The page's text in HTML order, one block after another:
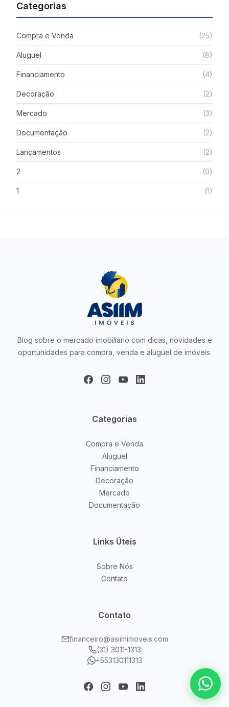
Categorias
Compra e Venda (25)
Aluguel (8)
Financiamento (4)
Decoração (2)
Mercado (3)
Documentação (2)
Lançamentos (2)
2 (0)
1 (1)
Blog sobre o mercado imobiliário com dicas, novidades e
oportunidades para compra, venda e aluguel de imóveis.
Categorias
Compra e Venda
Aluguel
Financiamento
Decoração
Mercado
Documentação
Links Úteis
Sobre Nós
Contato
Contato
financeiro@asiimimoveis.com
(31) 3011-1313
+553130111313